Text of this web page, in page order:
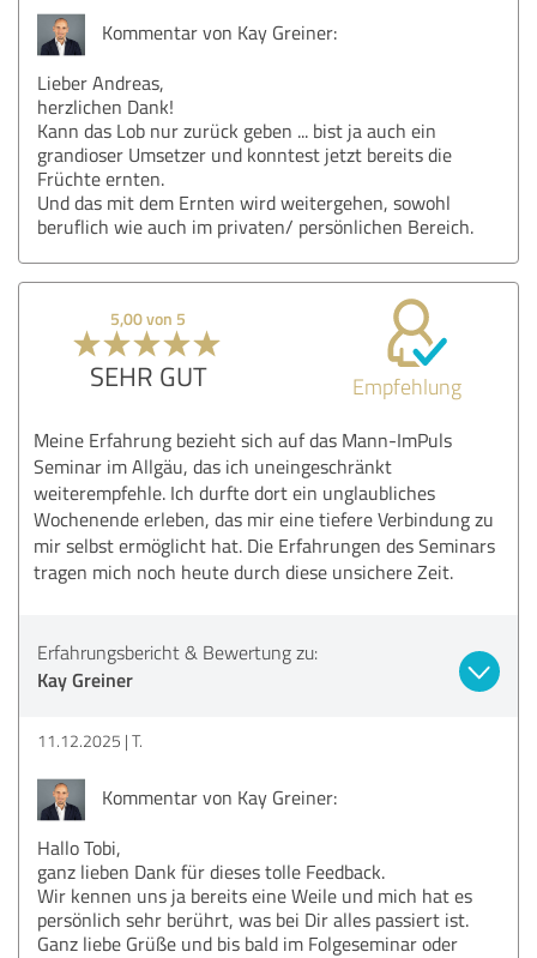
Kommentar von Kay Greiner:
Lieber Andreas,
herzlichen Dank!
Kann das Lob nur zurück geben ... bist ja auch ein
grandioser Umsetzer und konntest jetzt bereits die
Früchte ernten.
Und das mit dem Ernten wird weitergehen, sowohl
beruflich wie auch im privaten/ persönlichen Bereich.
5,00 von 5
SEHR GUT Empfehlung
Meine Erfahrung bezieht sich auf das Mann-ImPuls
Seminar im Allgäu, das ich uneingeschränkt
weiterempfehle. Ich durfte dort ein unglaubliches
Wochenende erleben, das mir eine tiefere Verbindung zu
mir selbst ermöglicht hat. Die Erfahrungen des Seminars
tragen mich noch heute durch diese unsichere Zeit.
Erfahrungsbericht & Bewertung zu:
Kay Greiner
11.12.2025 T.
Kommentar von Kay Greiner:
Hallo Tobi,
ganz lieben Dank für dieses tolle Feedback.
Wir kennen uns ja bereits eine Weile und mich hat es
persönlich sehr berührt, was bei Dir alles passiert ist.
Ganz liebe Grüße und bis bald im Folgeseminar oder